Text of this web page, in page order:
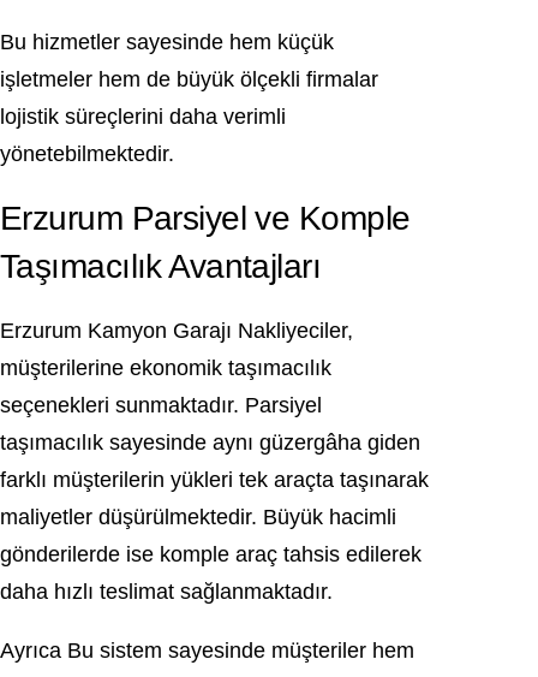
Bu hizmetler sayesinde hem küçük
işletmeler hem de büyük ölçekli firmalar
lojistik süreçlerini daha verimli
yönetebilmektedir.
Erzurum Parsiyel ve Komple
Taşımacılık Avantajları
Erzurum Kamyon Garajı Nakliyeciler,
müşterilerine ekonomik taşımacılık
seçenekleri sunmaktadır. Parsiyel
taşımacılık sayesinde aynı güzergâha giden
farklı müşterilerin yükleri tek araçta taşınarak
maliyetler düşürülmektedir. Büyük hacimli
gönderilerde ise komple araç tahsis edilerek
daha hızlı teslimat sağlanmaktadır.
Ayrıca Bu sistem sayesinde müşteriler hem